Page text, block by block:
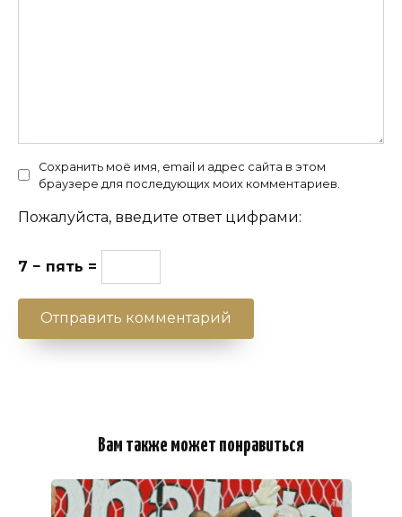
Сохранить моё имя, email и адрес сайта в этом
браузере для последующих моих комментариев.
Пожалуйста, введите ответ цифрами:
7 − пять =
Вам также может понравиться